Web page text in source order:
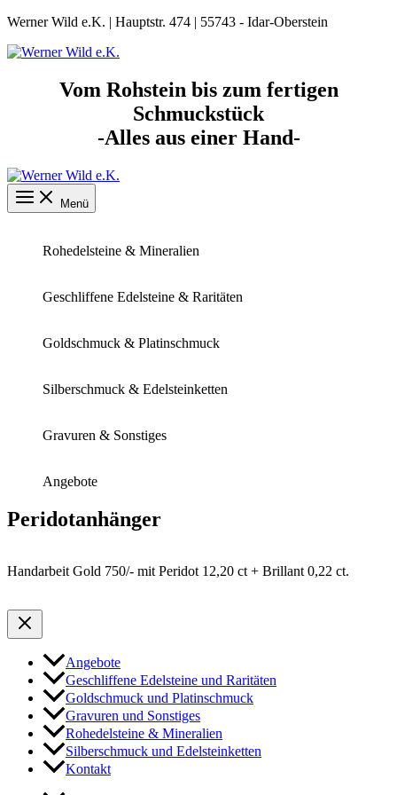
Zum
springen
Werner Wild e.K. | Hauptstr. 474 | 55743 - Idar-Oberstein
Vom Rohstein bis zum fertigen
Schmuckstück
-Alles aus einer Hand-
Menü
Rohedelsteine & Mineralien
Geschliffene Edelsteine & Raritäten
Goldschmuck & Platinschmuck
Silberschmuck & Edelsteinketten
Gravuren & Sonstiges
Angebote
Peridotanhänger
Handarbeit Gold 750/- mit Peridot 12,20 ct + Brillant 0,22 ct.
Angebote
Geschliffene Edelsteine und Raritäten
Goldschmuck und Platinschmuck
Gravuren und Sonstiges
Rohedelsteine & Mineralien
Silberschmuck und Edelsteinketten
Kontakt